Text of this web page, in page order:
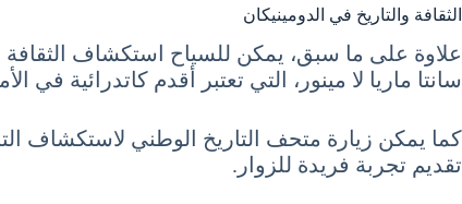
الثقافة والتاريخ في الدومينيكان
علاوة على ما سبق، يمكن للسياح استكشاف الثقافة
سانتا ماريا لا مينور، التي تعتبر أقدم كاتدرائية في
كما يمكن زيارة متحف التاريخ الوطني لاستكشاف
تقديم تجربة فريدة للزوار.